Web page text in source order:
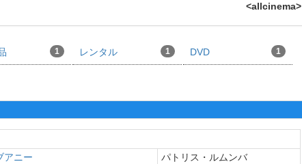
<allcinema>
1 レンタル 1 DVD 1
アニー パトリス・ルムンバ